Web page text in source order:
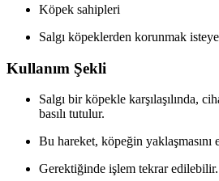
Köpek sahipleri
Salgı köpeklerden korunmak
Kullanım Şekli
Salgı bir köpekle karşılaşılında,
basılı tutulur.
Bu hareket, köpeğin yaklaşmasını
Gerektiğinde işlem tekrar edilebilir.